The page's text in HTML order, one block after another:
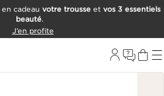
cadeau votre trousseet vos 3 essentiels
beauté.
J’en profite